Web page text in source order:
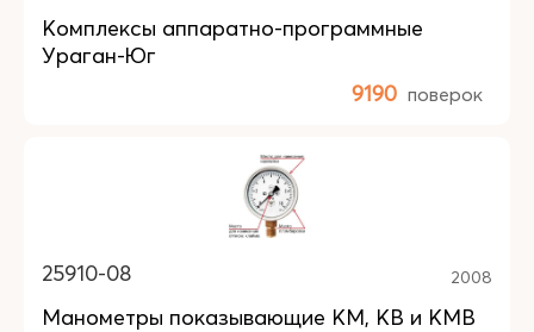
Комплексы аппаратно-программные
Ураган-Юг
9190 поверок
25910-08 2008
Манометры показывающие КM, КB и КMB